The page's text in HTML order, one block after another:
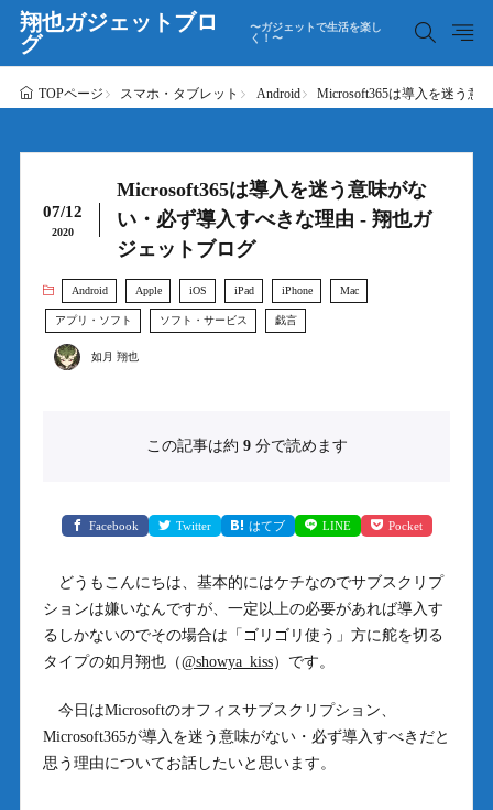
翔也ガジェットブロ
グ
〜ガジェットで生活を楽し
く！〜
TOPページ スマホ・タブレット Android Microsoft365は導入を迷う意
07/12
2020
Microsoft365は導入を迷う意味がな
い・必ず導入すべきな理由 - 翔也ガ
ジェットブログ
Android Apple iOS iPad iPhone Mac
アプリ・ソフト ソフト・サービス 戯言
如月 翔也
この記事は約 9分で読めます
Facebook Twitter はてブ LINE Pocket
どうもこんにちは、基本的にはケチなのでサブスクリプ
ションは嫌いなんですが、一定以上の必要があれば導入す
るしかないのでその場合は「ゴリゴリ使う」方に舵を切る
タイプの如月翔也（@showya_kiss）です。
今日はMicrosoftのオフィスサブスクリプション、
Microsoft365が導入を迷う意味がない・必ず導入すべきだと
思う理由についてお話したいと思います。